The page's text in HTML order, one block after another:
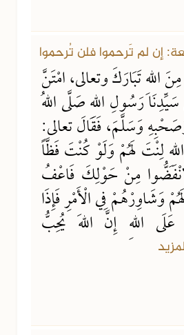
اللهِ تَبَارَكَ وتعالى، امْتَنَّ
سَيِّدِنَا رَسُولِ اللهِ صَلَّى اللهُ
وَسَلَّمَ، فَقَالَ تعالى:
لِنْتَ لَهُمْ وَلَوْ كُنْتَ فَظَّاً
مِنْ حَوْلِكَ فَاعْفُ
وَشَاوِرْهُمْ فِي الْأَمْرِ فَإِذَا
اللهِ إِنَّ اللهَ يُحِبُّ